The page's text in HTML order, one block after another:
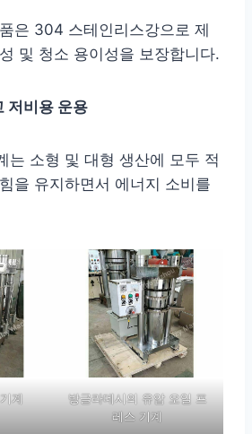
은 304 스테인리스강으로 제
및 청소 용이성을 보장합니다.
저비용 운용
는 소형 및 대형 생산에 모두 적
을 유지하면서 에너지 소비를
계
방글라데시의 유압 오일 프
레스 기계